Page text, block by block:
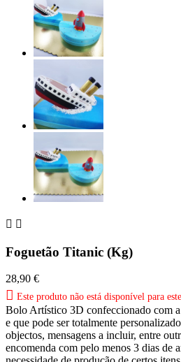
 
Foguetão Titanic (Kg)
28,90 €
 Este produto não está disponível para
Bolo Artístico 3D confeccionado com
e que pode ser totalmente
objectos, mensagens a incluir, entre
encomenda com pelo menos 3 dias de